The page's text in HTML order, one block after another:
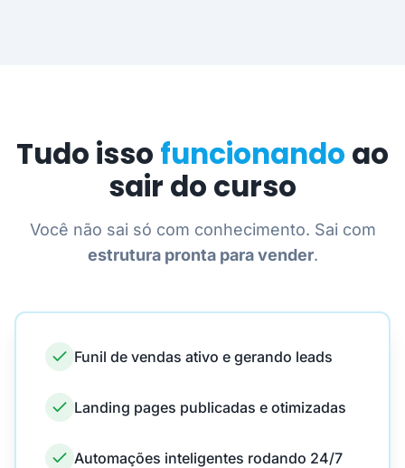
Tudo isso funcionando ao
sair do curso
Você não sai só com conhecimento. Sai com
estrutura pronta para vender.
Funil de vendas ativo e gerando leads
Landing pages publicadas e otimizadas
Automações inteligentes rodando 24/7